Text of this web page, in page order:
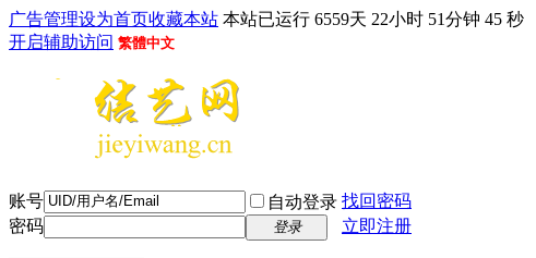
广告管理设为首页收藏本站 本站已运行 6559天 22小时 51分钟 46 秒
开启辅助访问 繁體中文
账号 自动登录 找回密码
密码
登录 立即注册